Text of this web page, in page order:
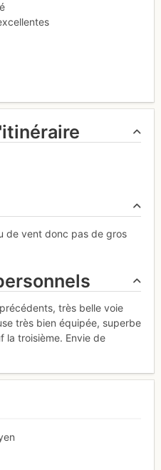
de vent donc pas de gros
très belle voie
très bien équipée, superbe
la troisième. Envie de